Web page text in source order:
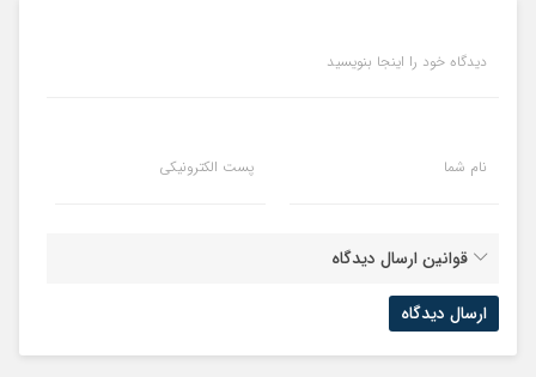
دیدگاه خود را اینجا بنویسید
نام شما پست الکترونیکی
قوانین ارسال دیدگاه